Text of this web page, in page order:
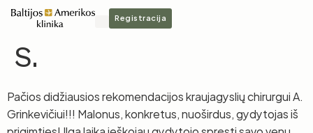
Registracija
S.
Pačios didžiausios rekomendacijos kraujagyslių chirurgui A.
Grinkevičiui!!! Malonus, konkretus, nuoširdus, gydytojas iš